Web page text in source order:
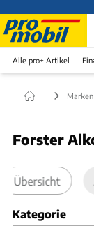
Alle pro+ Artikel
Forster
Übersicht
Kategorie